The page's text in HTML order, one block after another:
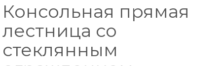
Консольная прямая
лестница со
стеклянным